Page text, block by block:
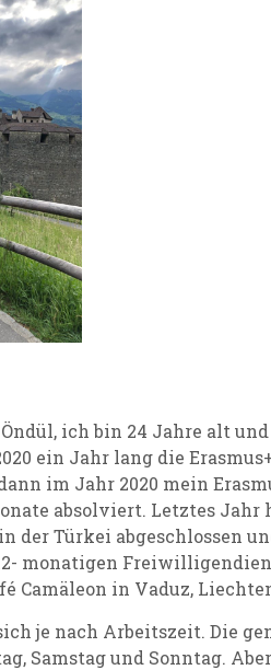
ich bin 24 Jahre alt
ein Jahr lang die
im Jahr 2020 mein
absolviert. Letztes Jahr
der Türkei abgeschlossen
monatigen
Camäleon in Vaduz,
je nach Arbeitszeit. Die
Samstag und Sonntag.